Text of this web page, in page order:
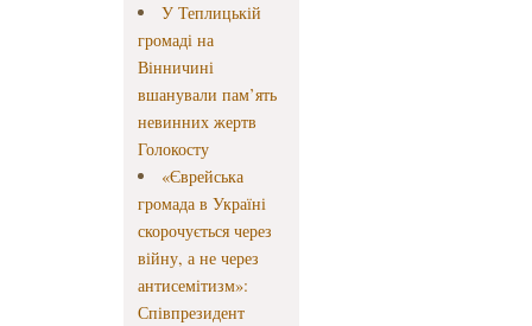
У Теплицькій
громаді на
Вінничині
вшанували пам’ять
невинних жертв
Голокосту
«Єврейська
громада в Україні
скорочується через
війну, а не через
антисемітизм»:
Співпрезидент